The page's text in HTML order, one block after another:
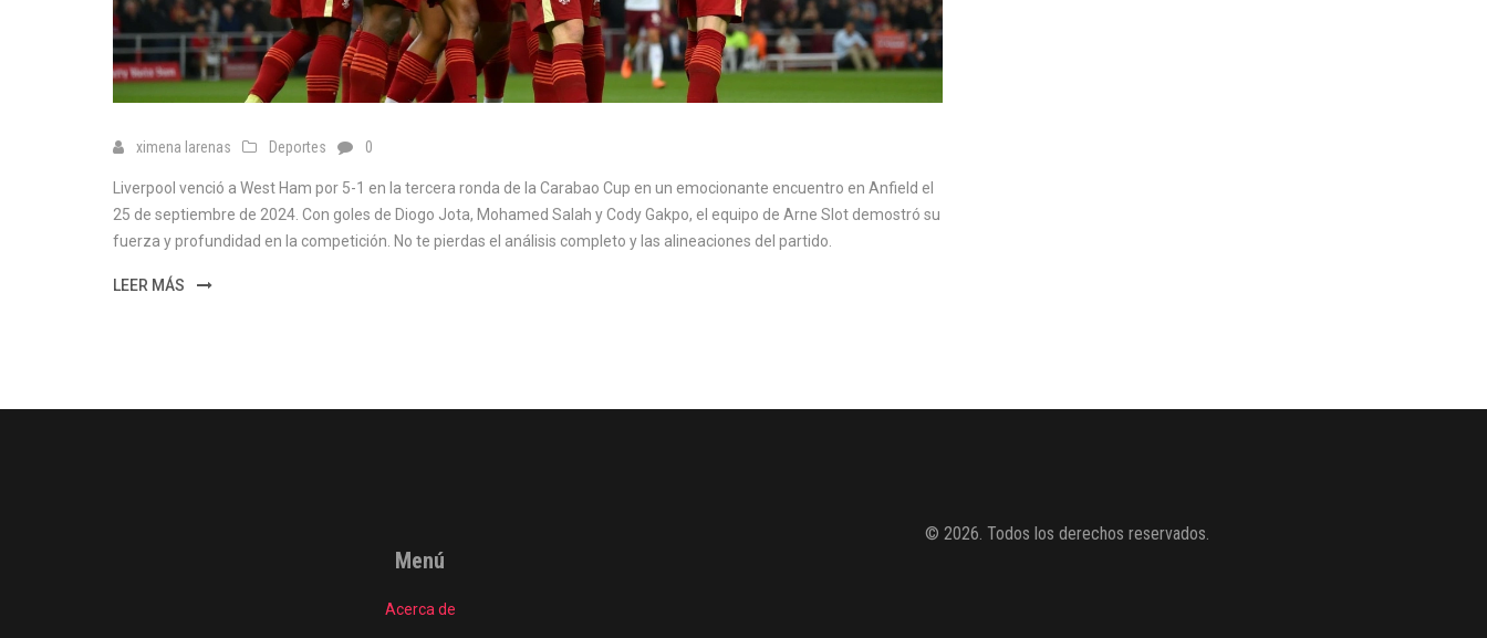
ximena larenas Deportes 0
Liverpool venció a West Ham por 5-1 en la tercera ronda de la Carabao Cup en un emocionante encuentro en Anfield el
25 de septiembre de 2024. Con goles de Diogo Jota, Mohamed Salah y Cody Gakpo, el equipo de Arne Slot demostró su
fuerza y profundidad en la competición. No te pierdas el análisis completo y las alineaciones del partido.
LEER MÁS
Menú
Acerca de
© 2026. Todos los derechos reservados.